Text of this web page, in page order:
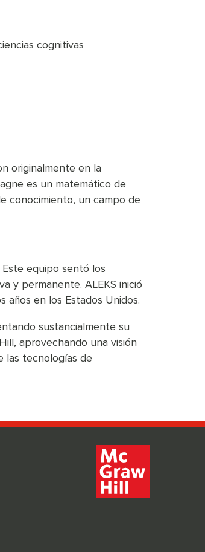
cognitivas
originalmente en la
es un matemático de
conocimiento, un campo de
equipo sentó los
y permanente. ALEKS inició
años en los Estados Unidos.
sustancialmente su
aprovechando una visión
las tecnologías de